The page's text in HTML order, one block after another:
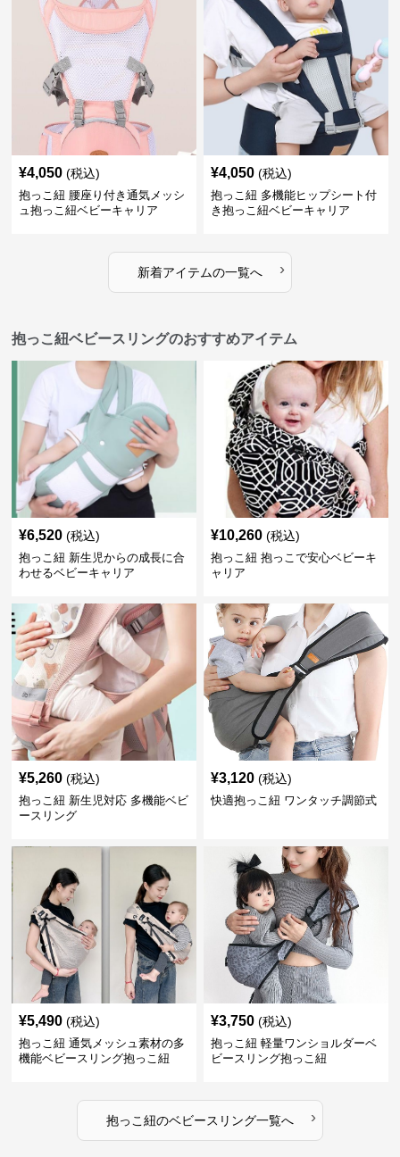
¥4,050 (税込)
抱っこ紐 腰座り付き通気メッシ
ュ抱っこ紐ベビーキャリア
¥4,050 (税込)
抱っこ紐 多機能ヒップシート付
き抱っこ紐ベビーキャリア
新着アイテムの一覧へ ›
抱っこ紐ベビースリングのおすすめアイテム
¥6,520 (税込)
抱っこ紐 新生児からの成長に合
わせるベビーキャリア
¥10,260 (税込)
抱っこ紐 抱っこで安心ベビーキ
ャリア
¥5,260 (税込)
抱っこ紐 新生児対応 多機能ベビ
ースリング
¥3,120 (税込)
快適抱っこ紐 ワンタッチ調節式
¥5,490 (税込)
抱っこ紐 通気メッシュ素材の多
機能ベビースリング抱っこ紐
¥3,750 (税込)
抱っこ紐 軽量ワンショルダーベ
ビースリング抱っこ紐
抱っこ紐のベビースリング一覧へ ›